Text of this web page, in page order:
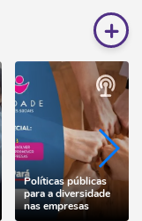
+
Políticas públicas
para a diversidade
nas empresas